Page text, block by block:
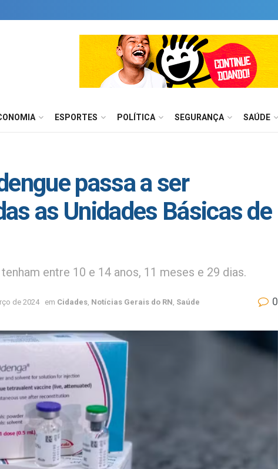
ESPORTES POLÍTICA SEGURANÇA SAÚDE
passa a ser
as Unidades Básicas de
entre 10 e 14 anos, 11 meses e 29 dias.
de 2024 em Cidades Notícias Gerais do RN Saúde 0